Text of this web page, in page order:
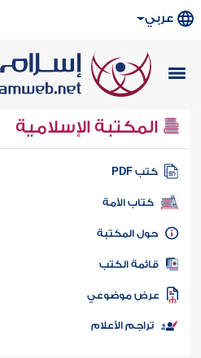
عربي
المكتبة الإسلامية
كتب PDF
كتاب الأمة
المكتبة
الكتب
موضوعي